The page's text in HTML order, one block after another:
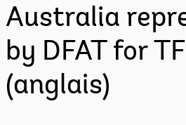
Australia
by DFAT for
(anglais)